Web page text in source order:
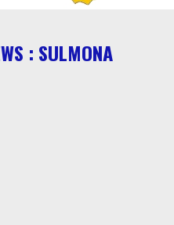
: SULMONA